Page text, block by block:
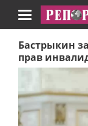
Навигация
Бастрыкин
прав